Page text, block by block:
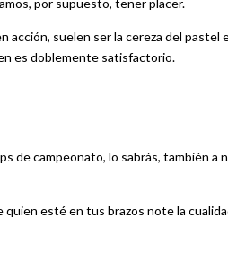
por supuesto, tener placer.
acción, suelen ser la cereza del pastel
es doblemente satisfactorio.
de campeonato, lo sabrás, también a
esté en tus brazos note la